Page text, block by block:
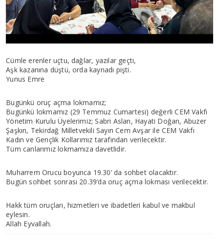
Cümle erenler uçtu, dağlar, yazılar geçti,
Aşk kazanına düştü, orda kaynadı pişti.
Yunus Emre
Bugünkü oruç açma lokmamız;
Bugünkü lokmamız (29 Temmuz Cumartesi) değerli CEM Vakfı
Yönetim Kurulu Üyelerimiz; Sabri Aslan, Hayati Doğan, Abuzer
Şaşkın, Tekirdağ Milletvekili Sayın Cem Avşar ile CEM Vakfı
Kadın ve Gençlik Kollarımız tarafından verilecektir.
Tüm canlarımız lokmamıza davetlidir.
Muharrem Orucu boyunca 19.30’ da sohbet olacaktır.
Bugün sohbet sonrası 20.39’da oruç açma lokması verilecektir.
Hakk tüm oruçları, hizmetleri ve ibadetleri kabul ve makbul
eylesin.
Allah Eyvallah.